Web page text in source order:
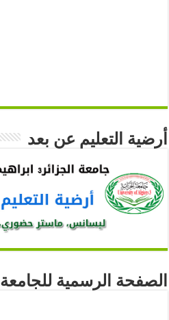
أرضية التعليم عن بعد
الصفحة الرسمية للجامعة